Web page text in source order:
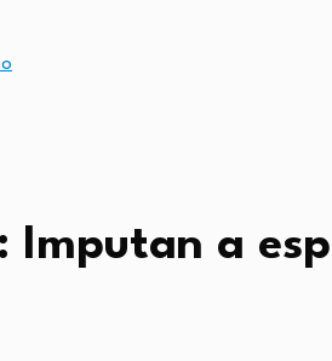
Imputan a